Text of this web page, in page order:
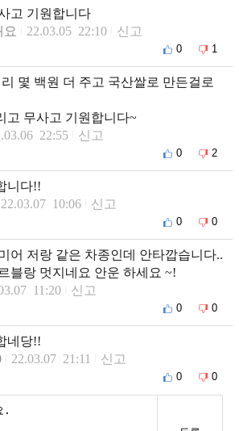
고 기원합니다
요
22.03.05 22:10 신고
0 1
몇 백원 더 주고 국산쌀로 만든걸로
고 무사고 기원합니다~
22:55 신고
0 2
니다!!
22.03.07 10:06 신고
0 0
어 저랑 같은 차종인데 안타깝습니다..
블랑 멋지네요 안운 하세요 ~!
11:20 신고
0 0
네당!!
22.03.07 21:11 신고
0 0